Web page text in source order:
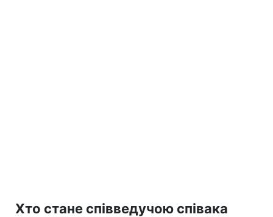
Хто стане співведучою співака